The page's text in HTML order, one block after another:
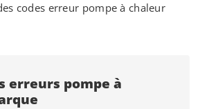
codes erreur pompe à chaleur
erreurs pompe à